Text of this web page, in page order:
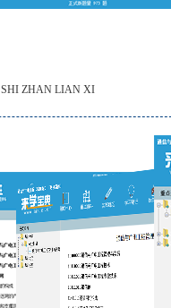
SHI ZHAN LIAN XI